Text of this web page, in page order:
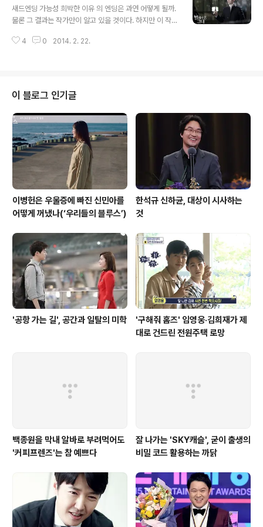
련이니까. 그래서 생겨난 강한 캐릭터가 바로 채린(손여은)
과 다미(장희진)다. 다미는 은수의 남편 준구(하석진)와의
물론 다미보다 더 나쁜 캐릭터는 준구다. 그는 거의 부부강
새드엔딩 가능성 희박한 이유 의 엔딩은 과연 어떻게 될까.
물론 그 결과는 작가만이 알고 있을 것이다. 하지만 이 작품
가능성들을 유추할 수도 있을 것이다. 이질적인 존재들의
또 그의 위협을 받는 천송이(전지현)를 초능력으로 보호해
주는 도민준(김수현)이 있어 슈퍼히어로물의 판타지가 섞
여 있었지만 그래도 어디까지나 이 드라마의 궁극적인 장
르는 멜로, 그것도 로맨틱 코미디다. 천송이와 도민준의 밀
고 당기는 감정 놀이가 그 중심에 있고 그것이 궁극적으로
는 판타지적인 즐거움을 목표로 보여주..
4 0 2014. 2. 22.
이 블로그 인기글
이병헌은 우울증에 빠진 신민아를
어떻게 꺼냈나(‘우리들의 블루스’)
한석규 신하균, 대상이 시사하는
것
'공항 가는 길', 공간과 일탈의 미학
'구해줘 홈즈' 임영웅·김희재가 제
대로 건드린 전원주택 로망
백종원을 막내 알바로 부려먹어도
'커피프렌즈'는 참 예쁘다
잘 나가는 'SKY캐슬', 굳이 출생의
비밀 코드 활용하는 까닭